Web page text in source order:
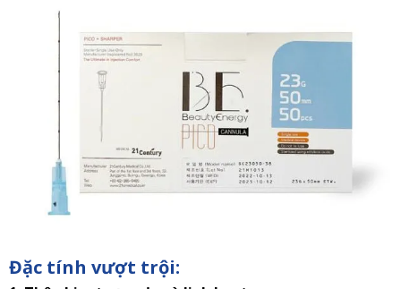
Đặc tính vượt trội: